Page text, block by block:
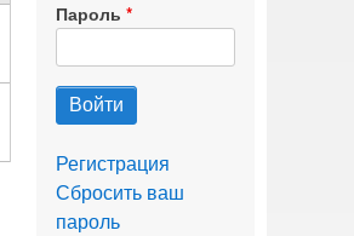
Пароль
Регистрация
Сбросить ваш
пароль